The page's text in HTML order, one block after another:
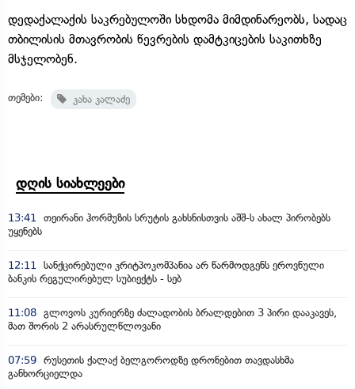
დედაქალაქის საკრებულოში სხდომა მიმდინარეობს, სადაც
თბილისის მთავრობის წევრების დამტკიცების საკითხზე
მსჯელობენ.
თემები: კახა კალაძე
დღის სიახლეები
13:41
თეირანი ჰორმუზის სრუტის გახსნისთვის აშშ-ს ახალ პირობებს
უყენებს
12:11
სანქცირებული კრიტპოკომპანია არ წარმოდგენს ეროვნული
ბანკის რეგულირებულ სუბიექტს - სებ
11:08 გლოვოს კურიერზე ძალადობის ბრალდებით 3 პირი დააკავეს,
მათ შორის 2 არასრულწლოვანი
07:59 რუსეთის ქალაქ ბელგოროდზე დრონებით თავდასხმა
განხორციელდა